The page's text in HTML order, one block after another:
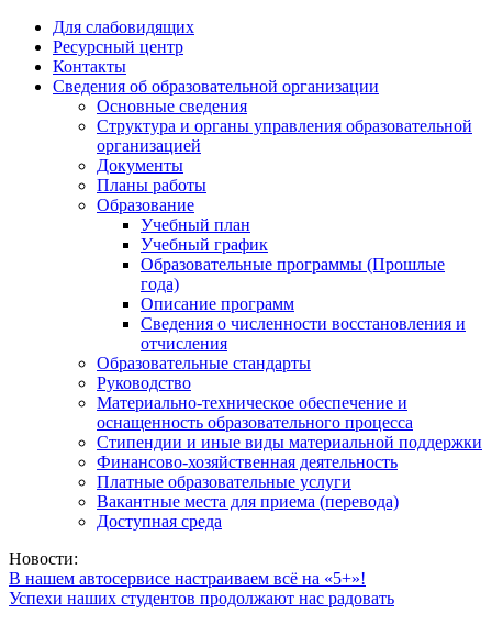
Для слабовидящих
Ресурсный центр
Контакты
Сведения об образовательной организации
Основные сведения
Структура и органы управления образовательной
организацией
Документы
Планы работы
Образование
Учебный план
Учебный график
Образовательные программы (Прошлые
года)
Описание программ
Сведения о численности восстановления и
отчисления
Образовательные стандарты
Руководство
Материально-техническое обеспечение и
оснащенность образовательного процесса
Стипендии и иные виды материальной поддержки
Финансово-хозяйственная деятельность
Платные образовательные услуги
Вакантные места для приема (перевода)
Доступная среда
Новости:
В нашем автосервисе настраиваем всё на «5+»!
Успехи наших студентов продолжают нас радовать